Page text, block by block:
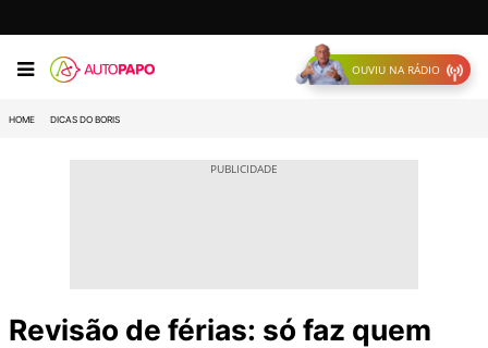
OUVIU NA RÁDIO
HOME DICAS DO BORIS
Revisão de férias: só faz quem